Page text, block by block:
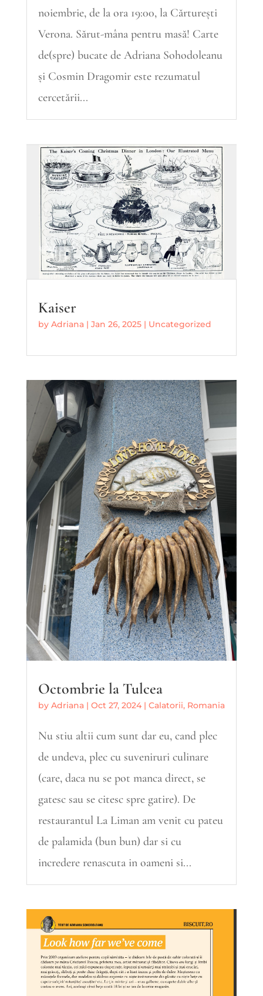
noiembrie, de la ora 19:00, la Cărturești
Verona. Sărut-mâna pentru masă! Carte
de(spre) bucate de Adriana Sohodoleanu
și Cosmin Dragomir este rezumatul
cercetării...
Kaiser
by Adriana| Jan 26, 2025| Uncategorized
Octombrie la Tulcea
by Adriana| Oct 27, 2024| Calatorii, Romania
Nu stiu altii cum sunt dar eu, cand plec
de undeva, plec cu suveniruri culinare
(care, daca nu se pot manca direct, se
gatesc sau se citesc spre gatire). De
restaurantul La Liman am venit cu pateu
de palamida (bun bun) dar si cu
incredere renascuta in oameni si...